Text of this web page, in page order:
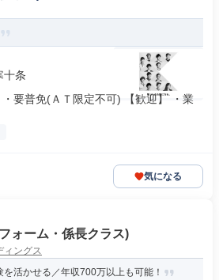
十条
要普免(ＡＴ限定不可) 【歓迎】 ・業
気になる
ォーム・係長クラス)
ィングス
活かせる／年収700万以上も可能！